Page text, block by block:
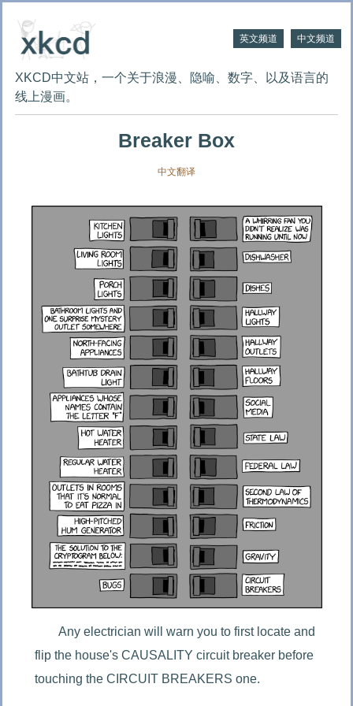
英文频道 中文频道
XKCD中文站，一个关于浪漫、隐喻、数字、以及语言的
线上漫画。
Breaker Box
中文翻译
Any electrician will warn you to first locate and
flip the house's CAUSALITY circuit breaker before
touching the CIRCUIT BREAKERS one.